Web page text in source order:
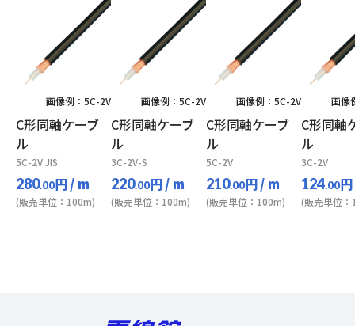
画像例：5C-2V
C形同軸ケーブ
ル
5C-2V JIS
280.00円/ m
(販売単位：100m)
画像例：5C-2V
C形同軸ケーブ
ル
3C-2V-S
220.00円/ m
(販売単位：100m)
画像例：5C-2V
C形同軸ケーブ
ル
5C-2V
210.00円/ m
(販売単位：100m)
画像
C形同軸
ル
3C-2V
124.00円
(販売単位